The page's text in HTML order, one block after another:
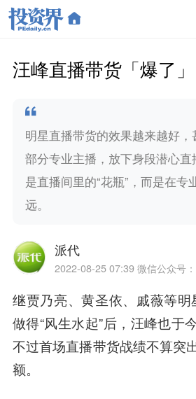
汪峰直播带货「爆了」
明星直播带货的效果越来越好
部分专业主播，放下身段潜心
是直播间里的“花瓶”，而是在专
远。
派代
2022-08-25 07:39 微信公众号
继贾乃亮、黄圣依、戚薇等
做得“风生水起”后，汪峰也于
不过首场直播带货战绩不算突
额。